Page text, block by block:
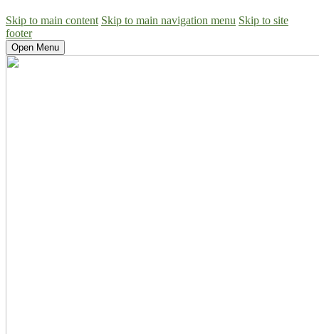
Skip to main content Skip to main navigation menu Skip to site
footer
Open Menu